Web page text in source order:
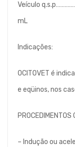
Veículo
mL
Indicações:
OCITOVET é
e eqüinos, nos
PROCEDIMENTOS
– Indução ou